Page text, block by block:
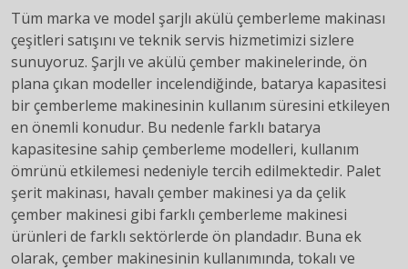
Tüm marka ve model şarjlı akülü çemberleme makinası
çeşitleri satışını ve teknik servis hizmetimizi sizlere
sunuyoruz. Şarjlı ve akülü çember makinelerinde, ön
plana çıkan modeller incelendiğinde, batarya kapasitesi
bir çemberleme makinesinin kullanım süresini etkileyen
en önemli konudur. Bu nedenle farklı batarya
kapasitesine sahip çemberleme modelleri, kullanım
ömrünü etkilemesi nedeniyle tercih edilmektedir. Palet
şerit makinası, havalı çember makinesi ya da çelik
çember makinesi gibi farklı çemberleme makinesi
ürünleri de farklı sektörlerde ön plandadır. Buna ek
olarak, çember makinesinin kullanımında, tokalı ve